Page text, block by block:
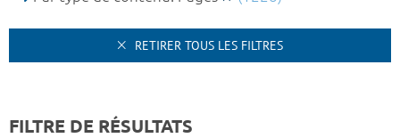
RETIRER TOUS LES FILTRES
FILTRE DE RÉSULTATS